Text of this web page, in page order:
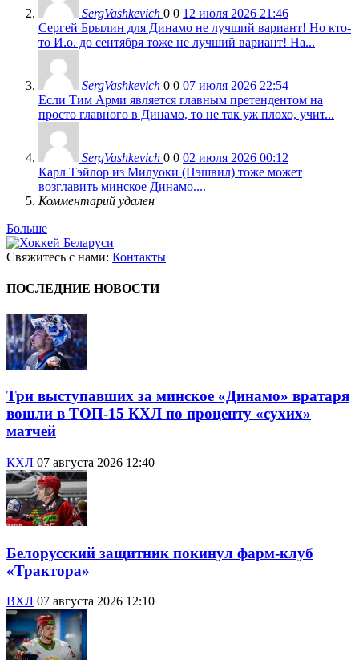
SergVashkevich 0 0 12 июля 2026 21:46
Сергей Брылин для Динамо не лучший вариант! Но кто-
то И.о. до сентября тоже не лучший вариант! На...
SergVashkevich 0 0 07 июля 2026 22:54
Если Тим Арми является главным претендентом на
просто главного в Динамо, то не так уж плохо, учит...
SergVashkevich 0 0 02 июля 2026 00:12
Карл Тэйлор из Милуоки (Нэшвил) тоже может
возглавить минское Динамо....
Комментарий удален
Больше
Свяжитесь с нами: Контакты
ПОСЛЕДНИЕ НОВОСТИ
Три выступавших за минское «Динамо» вратаря
вошли в ТОП-15 КХЛ по проценту «сухих»
матчей
КХЛ 07 августа 2026 12:40
Белорусский защитник покинул фарм-клуб
«Трактора»
ВХЛ 07 августа 2026 12:10